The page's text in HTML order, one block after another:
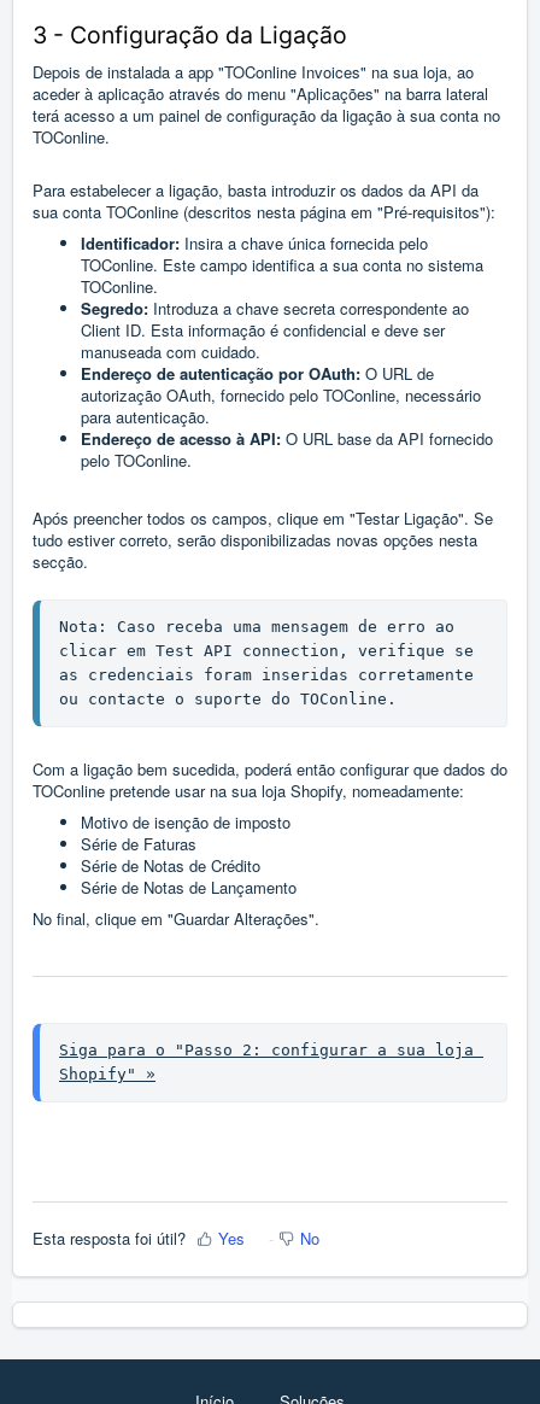
3 - Configuração da Ligação
Depois de instalada a app "TOConline Invoices" na sua loja, ao
aceder à aplicação através do menu "Aplicações" na barra lateral
terá acesso a um painel de configuração da ligação à sua conta no
TOConline.
Para estabelecer a ligação, basta introduzir os dados da API da
sua conta TOConline (descritos nesta página em "Pré-requisitos"):
Identificador: Insira a chave única fornecida pelo
TOConline. Este campo identifica a sua conta no sistema
TOConline.
Segredo: Introduza a chave secreta correspondente ao
Client ID. Esta informação é confidencial e deve ser
manuseada com cuidado.
Endereço de autenticação por OAuth: O URL de
autorização OAuth, fornecido pelo TOConline, necessário
para autenticação.
Endereço de acesso à API: O URL base da API fornecido
pelo TOConline.
Após preencher todos os campos, clique em "Testar Ligação". Se
tudo estiver correto, serão disponibilizadas novas opções nesta
secção.
Nota: Caso receba uma mensagem de erro ao
clicar em Test API connection, verifique se
as credenciais foram inseridas corretamente
ou contacte o suporte do TOConline.
Com a ligação bem sucedida, poderá então configurar que dados do
TOConline pretende usar na sua loja Shopify, nomeadamente:
Motivo de isenção de imposto
Série de Faturas
Série de Notas de Crédito
Série de Notas de Lançamento
No final, clique em "Guardar Alterações".
Siga para o "Passo 2: configurar a sua loja
Shopify" »
Esta resposta foi útil? Yes No